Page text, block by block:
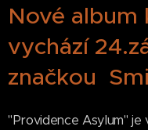
Nové album
vychází
značkou
"Providence Asylum"